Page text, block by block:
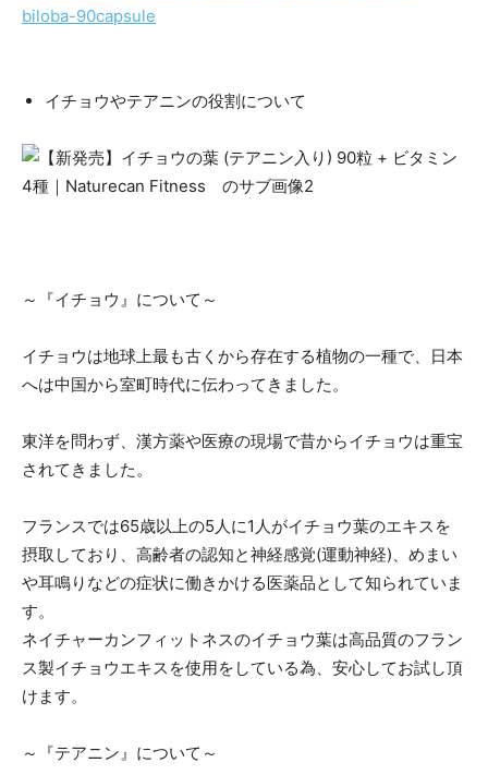
biloba-90capsule
イチョウやテアニンの役割について
～『イチョウ』について～
イチョウは地球上最も古くから存在する植物の一種で、日本
へは中国から室町時代に伝わってきました。
東洋を問わず、漢方薬や医療の現場で昔からイチョウは重宝
されてきました。
フランスでは65歳以上の5人に1人がイチョウ葉のエキスを
摂取しており、高齢者の認知と神経感覚(運動神経)、めまい
や耳鳴りなどの症状に働きかける医薬品として知られていま
す。
ネイチャーカンフィットネスのイチョウ葉は高品質のフラン
ス製イチョウエキスを使用をしている為、安心してお試し頂
けます。
～『テアニン』について～